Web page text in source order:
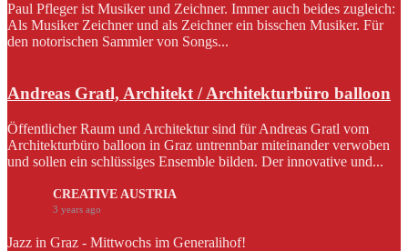
Paul Pfleger ist Musiker und Zeichner. Immer auch beides zugleich:
Als Musiker Zeichner und als Zeichner ein bisschen Musiker. Für
den notorischen Sammler von Songs...
Andreas Gratl, Architekt / Architekturbüro balloon
Öffentlicher Raum und Architektur sind für Andreas Gratl vom
Architekturbüro balloon in Graz untrennbar miteinander verwoben
und sollen ein schlüssiges Ensemble bilden. Der innovative und...
CREATIVE AUSTRIA
3 years ago
Jazz in Graz - Mittwochs im Generalihof!